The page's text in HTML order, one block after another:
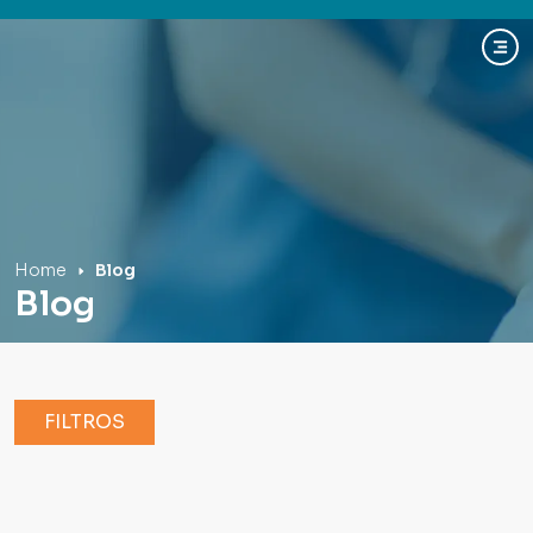
Home Blog
Blog
FILTROS